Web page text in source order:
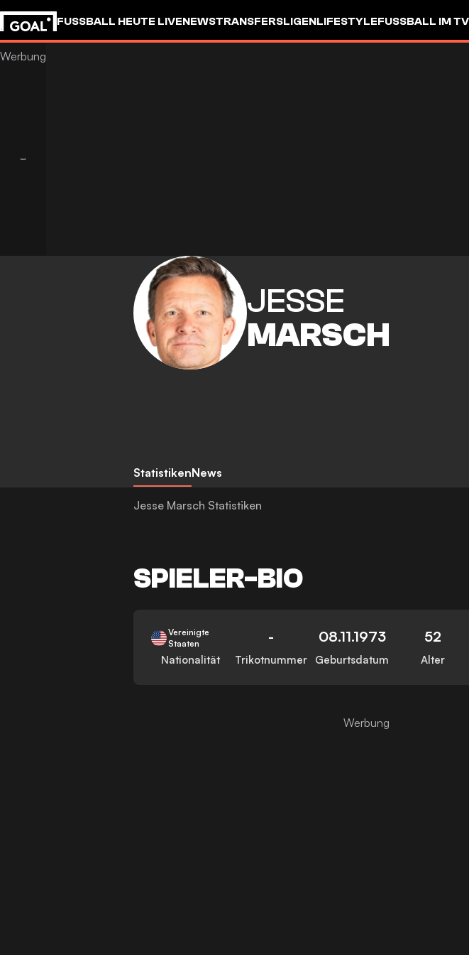
FUSSBALL HEUTE LIVENEWSTRANSFERSLIGENLIFESTYLEFUSSBALL IM TV
JESSE
MARSCH
StatistikenNews
Jesse Marsch Statistiken
SPIELER-BIO
Vereinigte
Staaten
Nationalität
-
Trikotnummer
08.11.1973
Geburtsdatum
52
Alter